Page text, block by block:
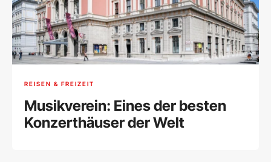
REISEN & FREIZEIT
Musikverein: Eines der besten
Konzerthäuser der Welt